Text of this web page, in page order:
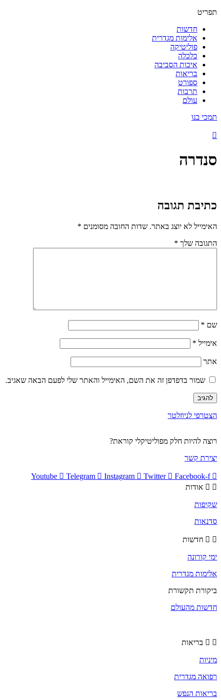
תפריט
חדשות
אלימות מגדרית
פוליטיקה
כלכלה
איכות הסביבה
בריאות
ספורט
תרבות
עולם
תמכי בנו
סנדרה
כתיבת תגובה
האימייל לא יוצג באתר. שדות החובה מסומנים *
התגובה שלך *
שם *
אימייל *
אתר
שמור בדפדפן זה את השם, האימייל והאתר שלי לפעם הבאה שאגיב.
הצטרפי לניוזלטר
רוצה להיות חלק מפוליטיקלי קוראת?
יצירת קשר
Youtube Telegram Instagram Twitter
Facebook-f
אודות
שקיפות
סדנאות
חדשות
ימי קורונה
אלימות מגדרית
ביקורת תקשורת
חדשות מהעולם
בריאות
מיניות
רפואה מגדרית
בריאות הנפש